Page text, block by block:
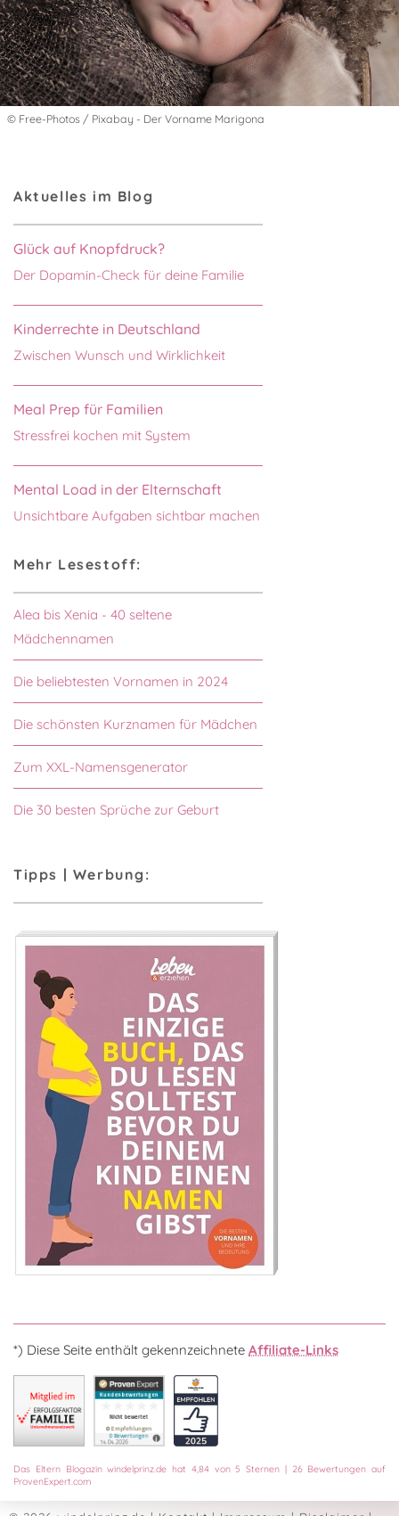
© Free-Photos / Pixabay - Der Vorname Marigona
Aktuelles im Blog
Glück auf Knopfdruck?
Der Dopamin-Check für deine Familie
Kinderrechte in Deutschland
Zwischen Wunsch und Wirklichkeit
Meal Prep für Familien
Stressfrei kochen mit System
Mental Load in der Elternschaft
Unsichtbare Aufgaben sichtbar machen
Mehr Lesestoff:
Alea bis Xenia - 40 seltene
Mädchennamen
Die beliebtesten Vornamen in 2024
Die schönsten Kurznamen für Mädchen
Zum XXL-Namensgenerator
Die 30 besten Sprüche zur Geburt
Tipps | Werbung:
*) Diese Seite enthält gekennzeichnete Affiliate-Links
Das Eltern Blogazin windelprinz.de hat 4,84von5 Sternen | 26Bewertungen auf
ProvenExpert.com